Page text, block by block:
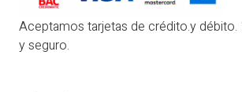
Aceptamos tarjetas de crédito.y débito.
y seguro.